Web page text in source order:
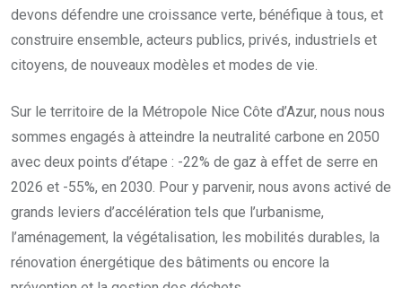
devons défendre une croissance verte, bénéfique à tous, et
construire ensemble, acteurs publics, privés, industriels et
citoyens, de nouveaux modèles et modes de vie.
Sur le territoire de la Métropole Nice Côte d’Azur, nous nous
sommes engagés à atteindre la neutralité carbone en 2050
avec deux points d’étape : -22% de gaz à effet de serre en
2026 et -55%, en 2030. Pour y parvenir, nous avons activé de
grands leviers d’accélération tels que l’urbanisme,
l’aménagement, la végétalisation, les mobilités durables, la
rénovation énergétique des bâtiments ou encore la